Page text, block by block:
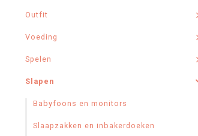
Outfit
Voeding
Spelen
Slapen
Babyfoons en monitors
Slaapzakken en inbakerdoeken